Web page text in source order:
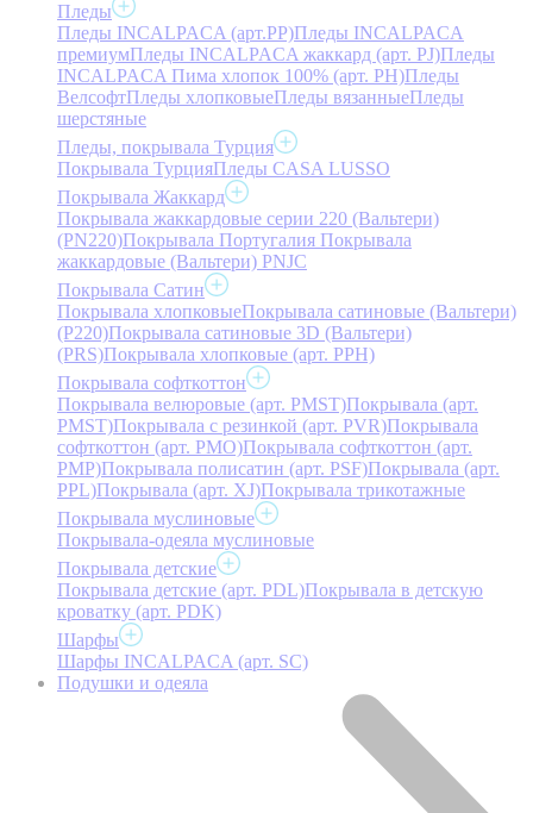
Пледы
Пледы INCALPACA (арт.PP)Пледы INCALPACA
премиумПледы INCALPACA жаккард (арт. PJ)Пледы
INCALPACA Пима хлопок 100% (арт. PH)Пледы
ВелсофтПледы хлопковыеПледы вязанныеПледы
шерстяные
Пледы, покрывала Турция
Покрывала ТурцияПледы CASA LUSSO
Покрывала Жаккард
Покрывала жаккардовые серии 220 (Вальтери)
(PN220)Покрывала Португалия Покрывала
жаккардовые (Вальтери) PNJC
Покрывала Сатин
Покрывала хлопковыеПокрывала сатиновые (Вальтери)
(P220)Покрывала сатиновые 3D (Вальтери)
(PRS)Покрывала хлопковые (арт. PPH)
Покрывала софткоттон
Покрывала велюровые (арт. PMST)Покрывала (арт.
PMST)Покрывала с резинкой (арт. PVR)Покрывала
софткоттон (арт. PMO)Покрывала софткоттон (арт.
PMP)Покрывала полисатин (арт. PSF)Покрывала (арт.
PPL)Покрывала (арт. XJ)Покрывала трикотажные
Покрывала муслиновые
Покрывала-одеяла муслиновые
Покрывала детские
Покрывала детские (арт. PDL)Покрывала в детскую
кроватку (арт. PDK)
Шарфы
Шарфы INCALPACA (арт. SC)
Подушки и одеяла